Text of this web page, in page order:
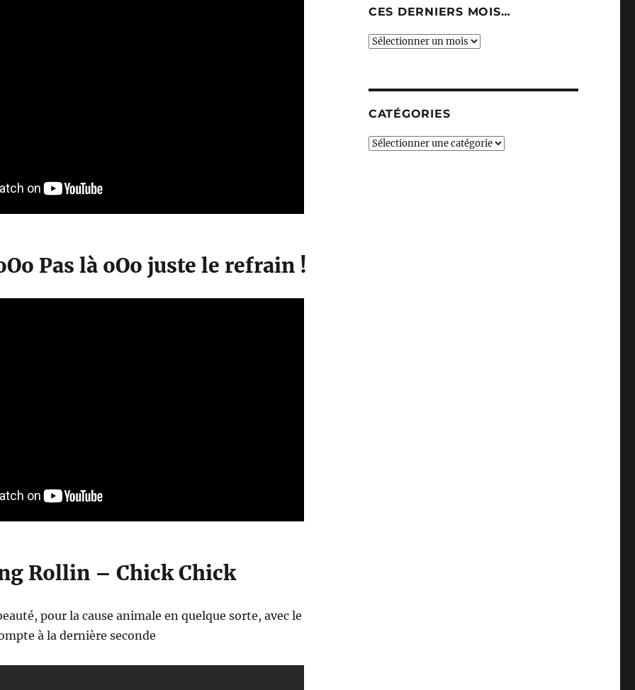
Pas là oOo juste le refrain !
Rollin – Chick Chick
pour la cause animale en quelque sorte, avec le
à la dernière seconde
CES DERNIERS MOIS…
Ces
CATÉGORIES
Catégories